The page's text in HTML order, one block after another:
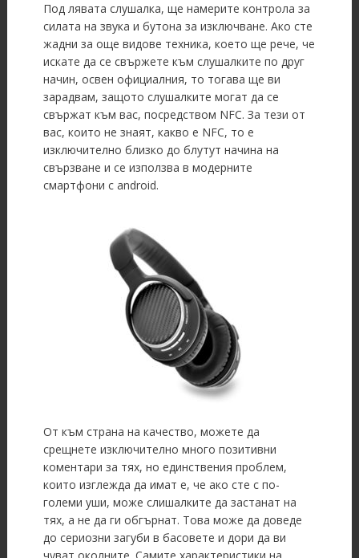
Под лявата слушалка, ще намерите контрола за
силата на звука и бутона за изключване. Ако сте
жадни за още видове техника, което ще рече, че
искате да се свържете към слушалките по друг
начин, освен официалния, то тогава ще ви
зарадвам, защото слушалките могат да се
свържат към вас, посредством NFC. За тези от
вас, които не знаят, какво е NFC, то е
изключително близко до блутут начина на
свързване и се използва в модерните
смартфони с android.
От към страна на качество, можете да
срещнете изключително много позитивни
коментари за тях, но единствения проблем,
които изглежда да имат е, че ако сте с по-
големи уши, може слишалките да застанат на
тях, а не да ги обгърнат. Това може да доведе
до сериозни загуби в басовете и дори да ви